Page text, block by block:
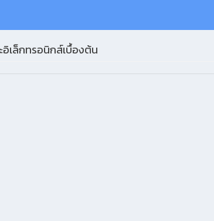
อิเล็กทรอนิกส์เบื้องต้น